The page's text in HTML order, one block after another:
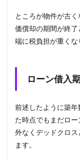
ところが物件が古
価償却の期間が終
端に税負担が重くな
ローン借入
前述したように築
た時点でもまだロ
外なくデッドクロ
ます。